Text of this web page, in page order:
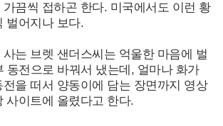
끔씩 접하곤 한다. 미국에서도 이런 황
벌어지나 보다.
는 브렛 샌더스씨는 억울한 마음에 벌
동전으로 바꿔서 냈는데, 얼마나 화가
을 떠서 양동이에 담는 장면까지 영상
사이트에 올렸다고 한다.